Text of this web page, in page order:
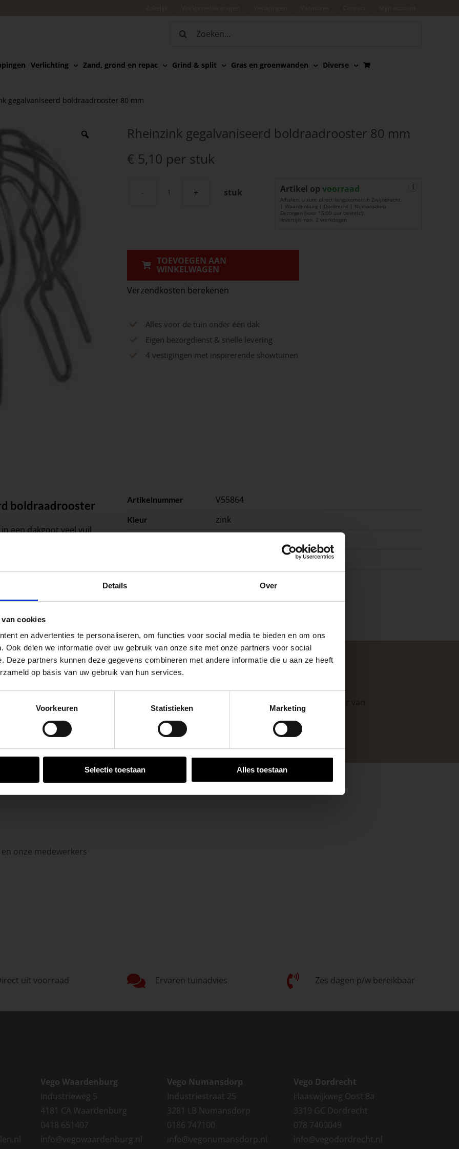
Details Over
cookies
en advertenties te personaliseren, om functies voor social media te bieden en om ons
Ook delen we informatie over uw gebruik van onze site met onze partners voor social
Deze partners kunnen deze gegevens combineren met andere informatie die u aan ze heeft
op basis van uw gebruik van hun services.
Voorkeuren Statistieken Marketing
Selectie toestaan Alles toestaan
Zoeken
Verlichting Zand, grond en repac Grind & split Gras en groenwanden Diverse
gegalvaniseerd boldraadrooster 80 mm
Rheinzink gegalvaniseerd boldraadrooster 80 mm
€5,10 per stuk
Rheinzink
mm
aantal
stuk Artikel op voorraad
Afhalen: u kunt direct langskomen in Zwijndrecht
| Waardenburg | Dordrecht | Numansdorp
Bezorgen (voor 15:00 uur besteld):
levertijd max. 2 werkdagen
i
TOEVOEGEN AAN
WINKELWAGEN
Verzendkosten berekenen
Alles voor de tuin onder één dak
Eigen bezorgdienst & snelle levering
4 vestigingen met inspirerende showtuinen
boldraadrooster
een dakgoot veel vuil
Dit kan leiden tot
Artikelnummer V55864
Kleur zink
zakelijke klanten op zoek naar tuin- en infraproducten. Als professionele leverancier van
producten van topkwaliteit. Lees meer over de
onze medewerkers
uit voorraad Ervaren tuinadvies Zes dagen p/w bereikbaar
Vego Waardenburg
Industrieweg 5
4181 CA Waardenburg
0418 651407
info@vegowaardenburg.nl
Vego Numansdorp
Industriestraat 25
3281 LB Numansdorp
0186 747100
info@vegonumansdorp.nl
Vego Dordrecht
Haaswijkweg Oost 8a
3319 GC Dordrecht
078 7400049
info@vegodordrecht.nl
tijdens de vakantieperiode
vestigingspagina voor de actuele openingstijden.
Brug
en inspirerende showtuinen helpen we je graag bij iedere stap van jouw